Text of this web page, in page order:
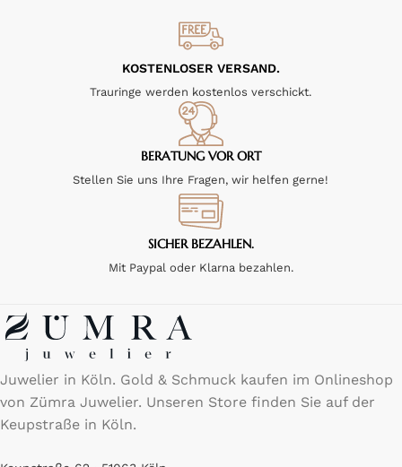
KOSTENLOSER VERSAND.
Trauringe werden kostenlos verschickt.
BERATUNG VOR ORT
Stellen Sie uns Ihre Fragen, wir helfen gerne!
SICHER BEZAHLEN.
Mit Paypal oder Klarna bezahlen.
Juwelier in Köln. Gold & Schmuck kaufen im Onlineshop
von Zümra Juwelier. Unseren Store finden Sie auf der
Keupstraße in Köln.